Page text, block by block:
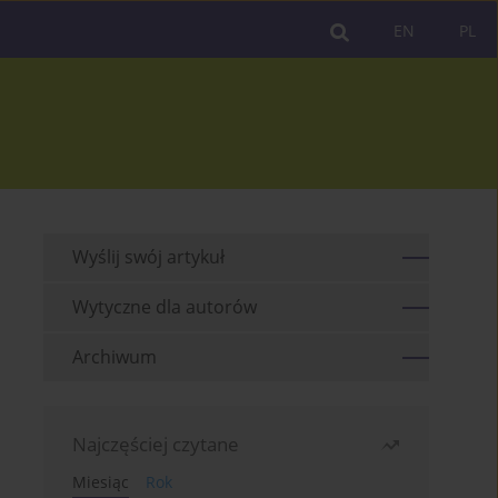
PL
EN
Wyślij swój artykuł
Wytyczne dla autorów
Archiwum
Najczęściej czytane
Miesiąc
Rok